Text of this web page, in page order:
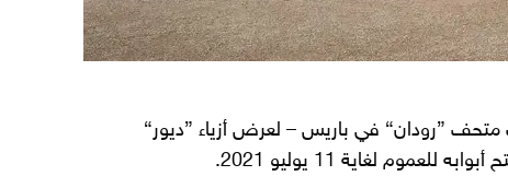
متحف ”رودان“ في باريس – لعرض أزياء ”ديور“